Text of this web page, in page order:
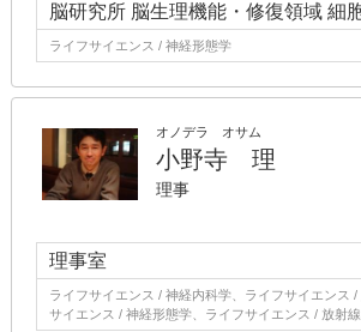
脳研究所 脳生理機能・修復領域 細
ライフサイエンス / 神経形態学
オノデラ オサム
小野寺 理
理事
理事室
ライフサイエンス / 神経内科学、ライフサイエンス
サイエンス / 神経形態学、ライフサイエンス / 放射